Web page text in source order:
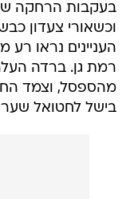
בעקבות הרחקה של
וכשאורי צעדון
העניינים נראו רע
רמת גן. ברדה
מהספסל, וצמד
בישל לחטואל